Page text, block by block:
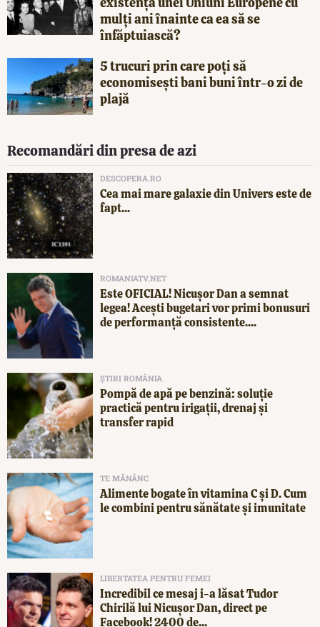
mulți ani înainte ca ea să se
înfăptuiască?
5 trucuri prin care poți să
economisești bani buni într-o zi de
plajă
Recomandări din presa de azi
DESCOPERA.RO
Cea mai mare galaxie din Univers este de
fapt...
ROMANIATV.NET
Este OFICIAL! Nicușor Dan a semnat
legea! Acești bugetari vor primi bonusuri
de performanță consistente....
ȘTIRI ROMÂNIA
Pompă de apă pe benzină: soluție
practică pentru irigații, drenaj și
transfer rapid
TE MĂNÂNC
Alimente bogate în vitamina C și D. Cum
le combini pentru sănătate și imunitate
LIBERTATEA PENTRU FEMEI
Incredibil ce mesaj i-a lăsat Tudor
Chirilă lui Nicușor Dan, direct pe
Facebook! 2400 de...